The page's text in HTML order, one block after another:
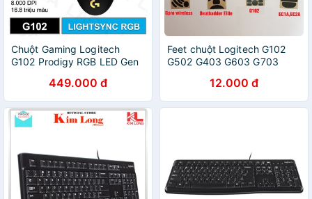
Chuột Gaming Logitech
G102 Prodigy RGB LED Gen
449.000 đ
Feet chuột Logitech G102
G502 G403 G603 G703
G305 G-Pro-Wirelss
G300/300s MX-Maxter-V1,2
G900
12.000 đ